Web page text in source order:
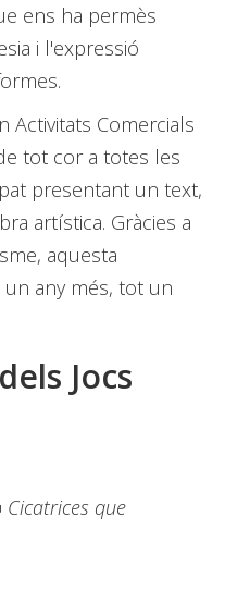
ens ha permès
i l'expressió
Activitats Comercials
tot cor a totes les
presentant un text,
artística. Gràcies a
aquesta
any més, tot un
Jocs
Cicatrices que